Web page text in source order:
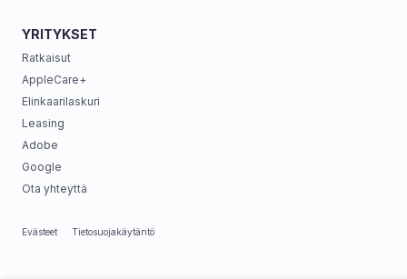
YRITYKSET
Ratkaisut
AppleCare+
Elinkaarilaskuri
Leasing
Adobe
Google
Ota yhteyttä
Evästeet Tietosuojakäytäntö